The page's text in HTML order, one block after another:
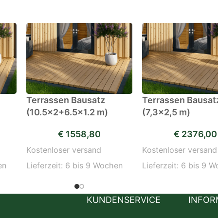
Terrassen Bausatz
(10.5×2+6.5×1.2 m)
€ 1558,80
Kostenloser versand
Lieferzeit: 6 bis 9 Wochen
Terrassen
(7,3×2,5 m)
€ 2376,00
Kostenloser versand
Lieferzeit: 6 bis 9
KUNDENSERVICE